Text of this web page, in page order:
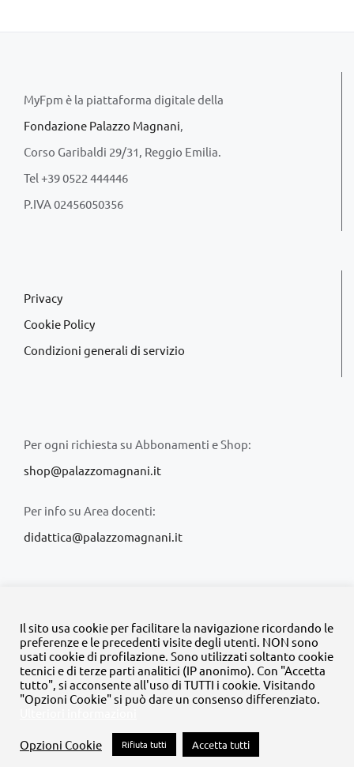
MyFpm è la piattaforma digitale della
Fondazione Palazzo Magnani,
Corso Garibaldi 29/31, Reggio Emilia.
Tel +39 0522 444446
P.IVA 02456050356
Privacy
Cookie Policy
Condizioni generali di servizio
Per ogni richiesta su Abbonamenti e Shop:
shop@palazzomagnani.it
Per info su Area docenti:
didattica@palazzomagnani.it
© Copyright 2020 -2026 | Tutti i diritti riservati | MyFpm è un
progetto dellaFondazione Palazzo Magnani
FacebookInstagram
TwitterLinkedInYouTube
Il sito usa cookie per facilitare la navigazione ricordando le
preferenze e le precedenti visite degli utenti. NON sono
usati cookie di profilazione. Sono utilizzati soltanto cookie
tecnici e di terze parti analitici (IP anonimo). Con "Accetta
tutto", si acconsente all'uso di TUTTI i cookie. Visitando
"Opzioni Cookie" si può dare un consenso differenziato.
Opzioni Cookie Rifiuta tutti Accetta tutti